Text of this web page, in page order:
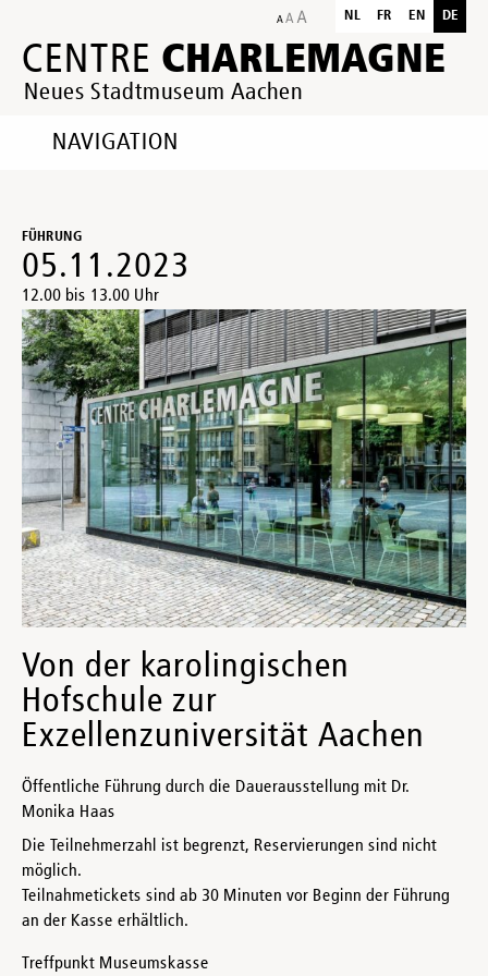
CENTRE CHARLEMAGNE
Neues Stadtmuseum Aachen
NL FR EN DE
NAVIGATION
FÜHRUNG
05.11.2023
12.00 bis 13.00 Uhr
Von der karolingischen
Hofschule zur
Exzellenzuniversität Aachen
Öffentliche Führung durch die Dauerausstellung mit Dr.
Monika Haas
Die Teilnehmerzahl ist begrenzt, Reservierungen sind nicht
möglich.
Teilnahmetickets sind ab 30 Minuten vor Beginn der Führung
an der Kasse erhältlich.
Treffpunkt Museumskasse